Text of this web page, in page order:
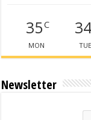
35C
MON
34
TUE
Newsletter